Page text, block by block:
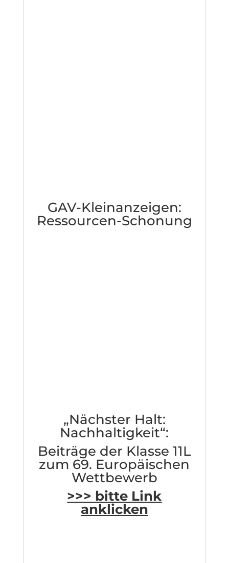
GAV-Kleinanzeigen:
Ressourcen-Schonung
„Nächster Halt:
Nachhaltigkeit“:
Beiträge der Klasse 11L
zum 69. Europäischen
Wettbewerb
>>> bitte Link
anklicken